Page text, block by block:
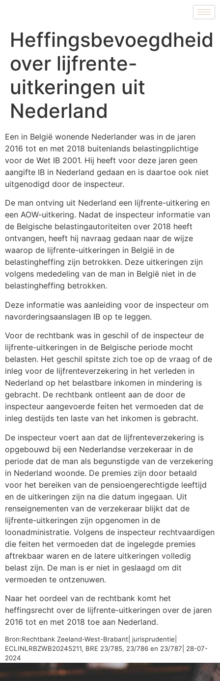
Heffingsbevoegdheid
over lijfrente-
uitkeringen uit
Nederland
Een in België wonende Nederlander was in de jaren
2016 tot en met 2018 buitenlands belastingplichtige
voor de Wet IB 2001. Hij heeft voor deze jaren geen
aangifte IB in Nederland gedaan en is daartoe ook niet
uitgenodigd door de inspecteur.
De man ontving uit Nederland een lijfrente-uitkering en
een AOW-uitkering. Nadat de inspecteur informatie van
de Belgische belastingautoriteiten over 2018 heeft
ontvangen, heeft hij navraag gedaan naar de wijze
waarop de lijfrente-uitkeringen in België in de
belastingheffing zijn betrokken. Deze uitkeringen zijn
volgens mededeling van de man in België niet in de
belastingheffing betrokken.
Deze informatie was aanleiding voor de inspecteur om
navorderingsaanslagen IB op te leggen.
Voor de rechtbank was in geschil of de inspecteur de
lijfrente-uitkeringen in de Belgische periode mocht
belasten. Het geschil spitste zich toe op de vraag of de
inleg voor de lijfrenteverzekering in het verleden in
Nederland op het belastbare inkomen in mindering is
gebracht. De rechtbank ontleent aan de door de
inspecteur aangevoerde feiten het vermoeden dat de
inleg destijds ten laste van het inkomen is gebracht.
De inspecteur voert aan dat de lijfrenteverzekering is
opgebouwd bij een Nederlandse verzekeraar in de
periode dat de man als begunstigde van de verzekering
in Nederland woonde. De premies zijn door betaald
voor het bereiken van de pensioengerechtigde leeftijd
en de uitkeringen zijn na die datum ingegaan. Uit
renseignementen van de verzekeraar blijkt dat de
lijfrente-uitkeringen zijn opgenomen in de
loonadministratie. Volgens de inspecteur rechtvaardigen
die feiten het vermoeden dat de ingelegde premies
aftrekbaar waren en de latere uitkeringen volledig
belast zijn. De man is er niet in geslaagd om dit
vermoeden te ontzenuwen.
Naar het oordeel van de rechtbank komt het
heffingsrecht over de lijfrente-uitkeringen over de jaren
2016 tot en met 2018 toe aan Nederland.
Bron:Rechtbank Zeeland-West-Brabant| jurisprudentie|
ECLINLRBZWB20245211, BRE 23/785, 23/786 en 23/787| 28-07-
2024